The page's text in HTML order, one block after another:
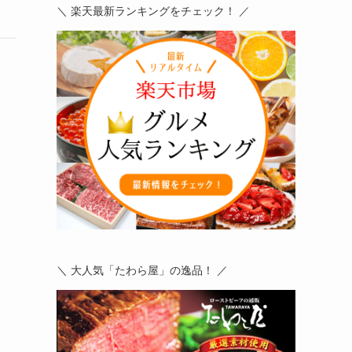
＼ 楽天最新ランキングをチェック！ ／
＼ 大人気「たわら屋」の逸品！ ／